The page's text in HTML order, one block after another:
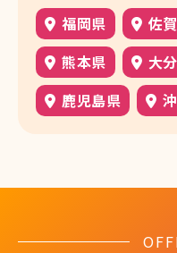
福岡県
佐
熊本県
大
鹿児島県